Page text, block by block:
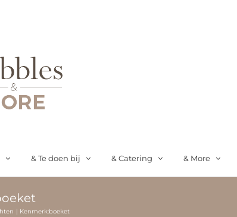
& Te doen bij & Catering & More
Kenmerk:boeket